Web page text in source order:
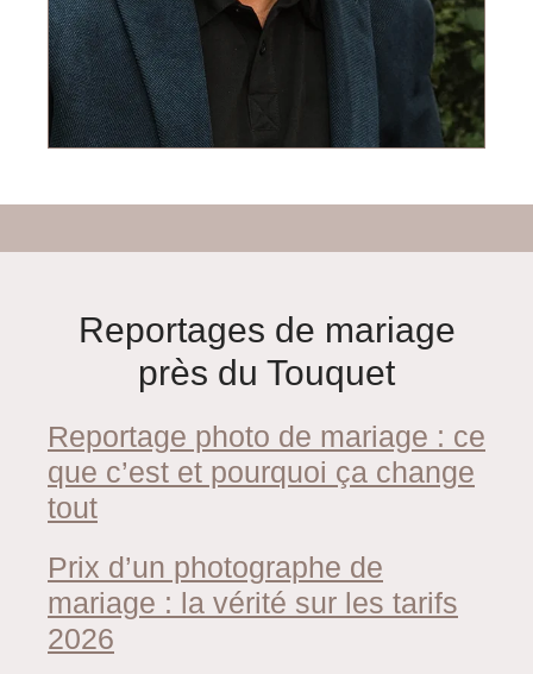
Reportages de mariage
près du Touquet
Reportage photo de mariage : ce
que c’est et pourquoi ça change
tout
Prix d’un photographe de
mariage : la vérité sur les tarifs
2026